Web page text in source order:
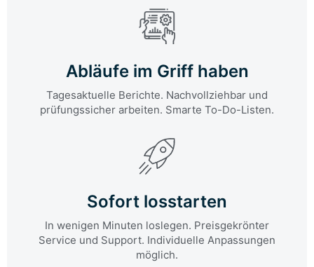
Abläufe im Griff haben
Tagesaktuelle Berichte. Nachvollziehbar und
prüfungssicher arbeiten. Smarte To-Do-Listen.
Sofort losstarten
In wenigen Minuten loslegen. Preisgekrönter
Service und Support. Individuelle Anpassungen
möglich.